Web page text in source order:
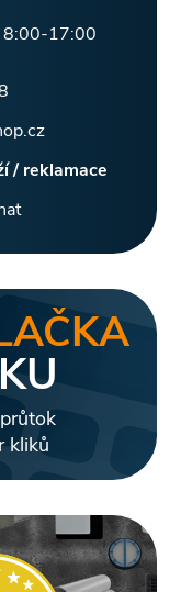
8:00-17:00
/ reklamace
kliků